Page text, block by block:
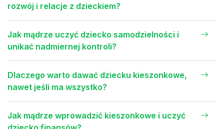
rozwój i relacje z dzieckiem?
Jak mądrze uczyć dziecko samodzielności i
unikać nadmiernej kontroli?
Dlaczego warto dawać dziecku kieszonkowe,
nawet jeśli ma wszystko?
Jak mądrze wprowadzić kieszonkowe i uczyć